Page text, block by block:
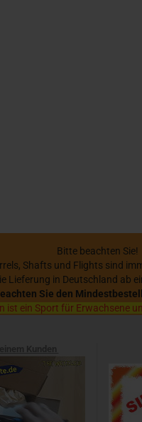
Bitte beachten Sie!
Shafts und Flights sind
Lieferung in Deutschland ab
Sie den
ist ein Sport für Erwachsene